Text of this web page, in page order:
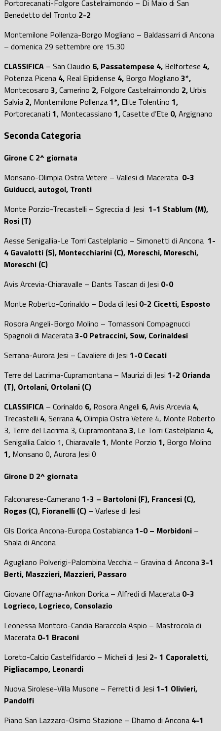
Portorecanati-Folgore Castelraimondo – Di Maio di San
Benedetto del Tronto 2-2
Montemilone Pollenza-Borgo Mogliano – Baldassarri di Ancona
– domenica 29 settembre ore 15.30
CLASSIFICA – San Claudio 6, Passatempese 4, Belfortese 4,
Potenza Picena 4, Real Elpidiense 4, Borgo Mogliano 3*,
Montecosaro 3,Camerino 2, Folgore Castelraimondo 2,Urbis
Salvia 2, Montemilone Pollenza1*, Elite Tolentino 1,
Portorecanati 1, Montecassiano 1,Casette d’Ete 0,Argignano
Seconda Categoria
Girone C 2^ giornata
Monsano-Olimpia Ostra Vetere – Vallesi di Macerata 0-3
Guiducci, autogol, Tronti
Monte Porzio-Trecastelli – Sgreccia di Jesi 1-1 Stablum (M),
Rosi (T)
Aesse Senigallia-Le Torri Castelplanio – Simonetti di Ancona 1-
4 Gavalotti (S), Montecchiarini (C), Moreschi, Moreschi,
Moreschi (C)
Avis Arcevia-Chiaravalle – Dants Tascan di Jesi 0-0
Monte Roberto-Corinaldo – Doda di Jesi 0-2 Cicetti, Esposto
Rosora Angeli-Borgo Molino – Tomassoni Compagnucci
Spagnoli di Macerata3-0 Petraccini, Sow, Corinaldesi
Serrana-Aurora Jesi – Cavaliere di Jesi 1-0 Cecati
Terre del Lacrima-Cupramontana – Maurizi di Jesi 1-2 Orianda
(T), Ortolani, Ortolani (C)
CLASSIFICA – Corinaldo 6, Rosora Angeli 6,Avis Arcevia 4,
Trecastelli 4, Serrana 4,Olimpia Ostra Vetere 4, Monte Roberto
3, Terre del Lacrima 3, Cupramontana3, Le Torri Castelplanio 4,
Senigallia Calcio 1, Chiaravalle 1, Monte Porzio 1, Borgo Molino
1, Monsano 0, Aurora Jesi 0
Girone D 2^ giornata
Falconarese-Camerano 1-3 – Bartoloni (F), Francesi (C),
Rogas (C), Fioranelli (C) – Varlese di Jesi
Gls Dorica Ancona-Europa Costabianca1-0 – Morbidoni –
Shala di Ancona
Agugliano Polverigi-Palombina Vecchia – Gravina di Ancona3-1
Berti, Maszzieri, Mazzieri, Passaro
Giovane Offagna-Ankon Dorica – Alfredi di Macerata 0-3
Logrieco, Logrieco, Consolazio
Leonessa Montoro-Candia Baraccola Aspio – Mastrocola di
Macerata 0-1 Braconi
Loreto-Calcio Castelfidardo – Micheli di Jesi 2- 1 Caporaletti,
Pigliacampo, Leonardi
Nuova Sirolese-Villa Musone – Ferretti di Jesi 1-1 Olivieri,
Pandolfi
Piano San Lazzaro-Osimo Stazione – Dhamo di Ancona 4-1